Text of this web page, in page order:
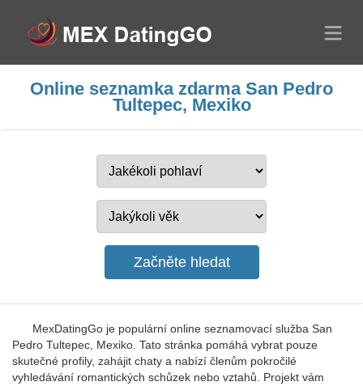
Online seznamka zdarma San Pedro
Tultepec, Mexiko
MexDatingGo je populární online seznamovací služba San
Pedro Tultepec, Mexiko. Tato stránka pomáhá vybrat pouze
skutečné profily, zahájit chaty a nabízí členům pokročilé
vyhledávání romantických schůzek nebo vztahů. Projekt vám